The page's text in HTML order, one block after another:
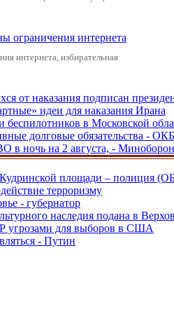
ограничения интернета
интернета, избирательная
от наказания подписан
идеи для наказания Ирана
беспилотников в Московской
долговые обязательства - ОКБ
в ночь на 2 августа, -
Кудринской площади –
терроризму
- губернатор
наследия подана в
угрозами для выборов в США
- Путин